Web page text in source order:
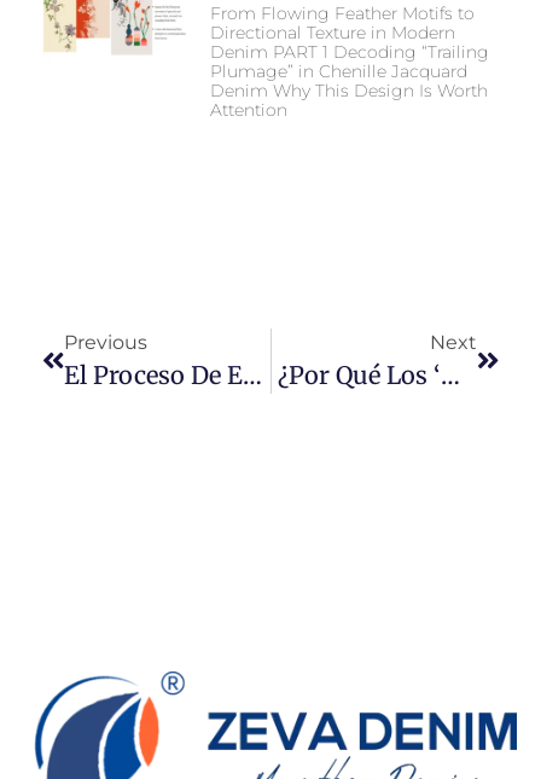
From Flowing Feather Motifs to
Directional Texture in Modern
Denim PART 1 Decoding “Trailing
Plumage” in Chenille Jacquard
Denim Why This Design Is Worth
Attention
Previous
El Proceso De Extracción De Índigo De Las Plantas
Next
¿Por Qué Los ‘mom Jeans’ Son Tendencia En Google?